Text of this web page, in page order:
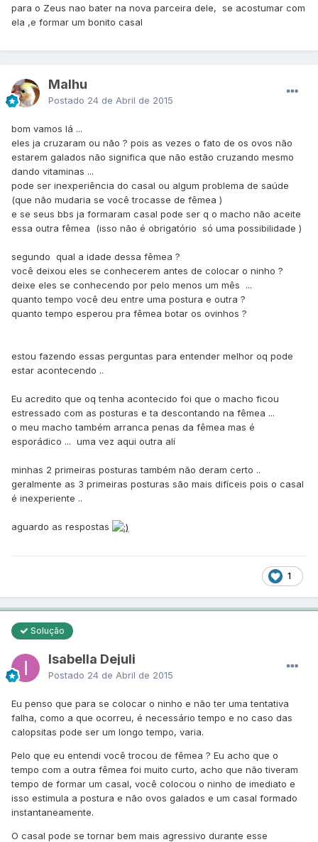
para o Zeus nao bater na nova parceira dele, se acostumar com
ela ,e formar um bonito casal
Malhu
Postado 24 de Abril de 2015
bom vamos lá ...
eles ja cruzaram ou não ? pois as vezes o fato de os ovos não
estarem galados não significa que não estão cruzando mesmo
dando vitaminas ...
pode ser inexperiência do casal ou algum problema de saúde
(que não mudaria se você trocasse de fêmea )
e se seus bbs ja formaram casal pode ser q o macho não aceite
essa outra fêmea (isso não é obrigatório só uma possibilidade )
segundo qual a idade dessa fêmea ?
você deixou eles se conhecerem antes de colocar o ninho ?
deixe eles se conhecendo por pelo menos um mês ...
quanto tempo você deu entre uma postura e outra ?
quanto tempo esperou pra fêmea botar os ovinhos ?
estou fazendo essas perguntas para entender melhor oq pode
estar acontecendo ..
Eu acredito que oq tenha acontecido foi que o macho ficou
estressado com as posturas e ta descontando na fêmea ...
o meu macho também arranca penas da fêmea mas é
esporádico ... uma vez aqui outra alí
minhas 2 primeiras posturas também não deram certo ..
geralmente as 3 primeiras posturas são mais difíceis pois o casal
é inexperiente ..
aguardo as respostas
1
Solução
Isabella Dejuli
Postado 24 de Abril de 2015
Eu penso que para se colocar o ninho e não ter uma tentativa
falha, como a que ocorreu, é necessário tempo e no caso das
calopsitas pode ser um longo tempo, varia.
Pelo que eu entendi você trocou de fêmea ? Eu acho que o
tempo com a outra fêmea foi muito curto, acho que não tiveram
tempo de formar um casal, você colocou o ninho de imediato e
isso estimula a postura e não ovos galados e um casal formado
instantaneamente.
O casal pode se tornar bem mais agressivo durante esse